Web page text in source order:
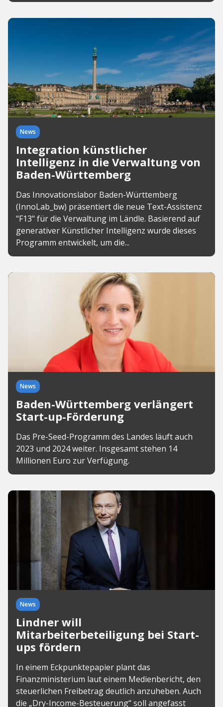
News
Integration künstlicher
Intelligenz in die Verwaltung von
Baden-Württemberg
Das Innovationslabor Baden-Württemberg
(InnoLab_bw) präsentiert die neue Text-Assistenz
"F13" für die Verwaltung im Ländle. Basierend auf
generativer Künstlicher Intelligenz wurde dieses
Programm entwickelt, um die...
News
Baden-Württemberg verlängert
Start-up-Förderung
Das Pre-Seed-Programm des Landes läuft auch
2023 und 2024 weiter. Insgesamt stehen 14
Millionen Euro zur Verfügung.
News
Lindner will
Mitarbeiterbeteiligung bei Start-
ups fördern
In einem Eckpunktepapier plant das
Finanzministerium laut einem Medienbericht, den
steuerlichen Freibetrag deutlich anzuheben. Auch
die „Dry-Income-Besteuerung“ soll angefasst